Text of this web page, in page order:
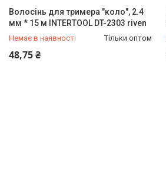
Волосінь для тримера "коло", 2.4
мм * 15 м INTERTOOL DT-2303 riven
Немає в наявності Тільки оптом
48,75 ₴
+380 (99) 454-50-15